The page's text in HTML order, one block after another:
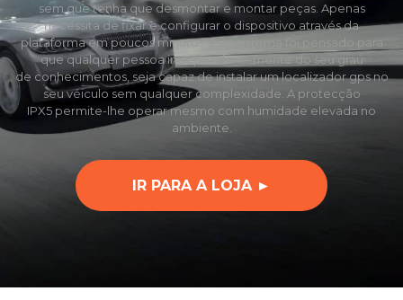
sem que tenha que desmontar e montar peças. Apenas
necessita de fixar e configurar o dispositivo através da
plataforma em poucos minutos. Este sistema foi pensado para
que qualquer pessoa independentemente do seu grau
de conhecimentos, seja capaz de instalar um localizador gps no
seu véiculo sem qualquer complexidade. A protecção
IPX5 permite-lhe operar mesmo com humidade elevada no
ambiente.
IR PARA A LOJA ►